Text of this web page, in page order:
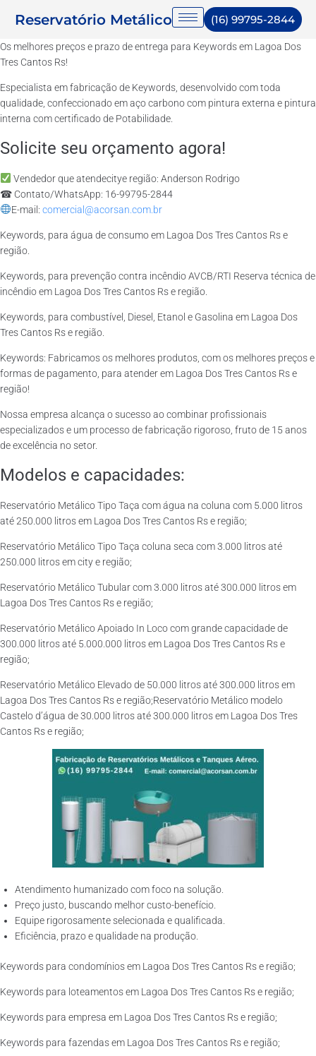
Reservatório Metálico (16) 99795-2844
Os melhores preços e prazo de entrega para Keywords em Lagoa Dos
Tres Cantos Rs!
Especialista em fabricação de Keywords, desenvolvido com toda
qualidade, confeccionado em aço carbono com pintura externa e pintura
interna com certificado de Potabilidade.
Solicite seu orçamento agora!
Vendedor que atendecitye região: Anderson Rodrigo
☎ Contato/WhatsApp: 16-99795-2844
E-mail: comercial@acorsan.com.br
Keywords, para água de consumo em Lagoa Dos Tres Cantos Rs e
região.
Keywords, para prevenção contra incêndio AVCB/RTI Reserva técnica de
incêndio em Lagoa Dos Tres Cantos Rs e região.
Keywords, para combustível, Diesel, Etanol e Gasolina em Lagoa Dos
Tres Cantos Rs e região.
Keywords: Fabricamos os melhores produtos, com os melhores preços e
formas de pagamento, para atender em Lagoa Dos Tres Cantos Rs e
região!
Nossa empresa alcança o sucesso ao combinar profissionais
especializados e um processo de fabricação rigoroso, fruto de 15 anos
de excelência no setor.
Modelos e capacidades:
Reservatório Metálico Tipo Taça com água na coluna com 5.000 litros
até 250.000 litros em Lagoa Dos Tres Cantos Rs e região;
Reservatório Metálico Tipo Taça coluna seca com 3.000 litros até
250.000 litros em city e região;
Reservatório Metálico Tubular com 3.000 litros até 300.000 litros em
Lagoa Dos Tres Cantos Rs e região;
Reservatório Metálico Apoiado In Loco com grande capacidade de
300.000 litros até 5.000.000 litros em Lagoa Dos Tres Cantos Rs e
região;
Reservatório Metálico Elevado de 50.000 litros até 300.000 litros em
Lagoa Dos Tres Cantos Rs e região;Reservatório Metálico modelo
Castelo d’água de 30.000 litros até 300.000 litros em Lagoa Dos Tres
Cantos Rs e região;
Atendimento humanizado com foco na solução.
Preço justo, buscando melhor custo-benefício.
Equipe rigorosamente selecionada e qualificada.
Eficiência, prazo e qualidade na produção.
Keywords para condomínios em Lagoa Dos Tres Cantos Rs e região;
Keywords para loteamentos em Lagoa Dos Tres Cantos Rs e região;
Keywords para empresa em Lagoa Dos Tres Cantos Rs e região;
Keywords para fazendas em Lagoa Dos Tres Cantos Rs e região;